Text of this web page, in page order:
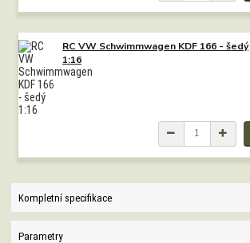
RC VW Schwimmwagen KDF 166 - šedý
1:16
Kompletní specifikace
Parametry